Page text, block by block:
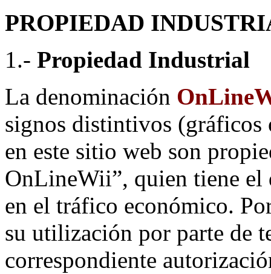
PROPIEDAD
1.- Propiedad Industrial
La denominación
signos distintivos (gráficos
en este sitio web son
OnLineWii”, quien tiene
en el tráfico económico.
su utilización por parte de
correspondiente